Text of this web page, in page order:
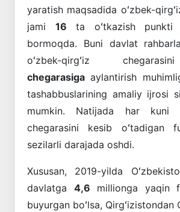
yaratish maqsadida oʻzbek-
jami 16 ta oʻtkazish punkti
bormoqda. Buni davlat
oʻzbek-qirgʻiz
chegarasiga aylantirish
tashabbuslarining amaliy ijrosi
mumkin. Natijada har kuni
chegarasini kesib oʻtadigan
sezilarli darajada oshdi.
Xususan, 2019-yilda
davlatga 4,6 millionga yaqin
buyurgan boʻlsa, Qirgʻizistondan